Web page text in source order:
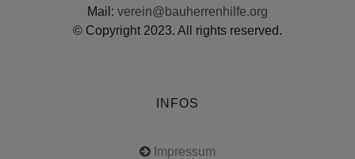
Mail: verein@bauherrenhilfe.org
© Copyright 2023. All rights reserved.
INFOS
Impressum